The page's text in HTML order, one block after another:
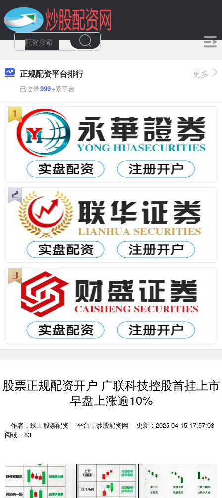
正规配资平台排行
已收录999+家平台
更多
股票正规配资开户 广联科技控股首挂上市
早盘上涨逾10%
作者：线上股票配资 平台：炒股配资网
更新：2025-04-15 17:57:03
阅读：83